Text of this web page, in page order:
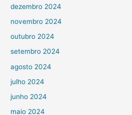
dezembro 2024
novembro 2024
outubro 2024
setembro 2024
agosto 2024
julho 2024
junho 2024
maio 2024